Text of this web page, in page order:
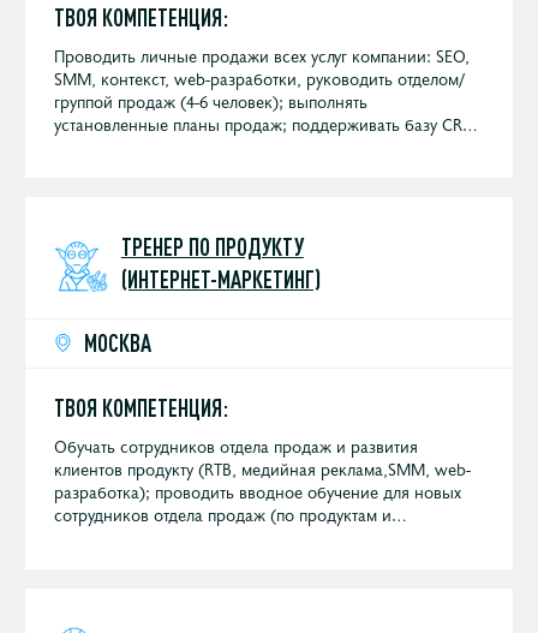
ТВОЯ КОМПЕТЕНЦИЯ:
Проводить личные продажи всех услуг компании: SEO,
SMM, контекст, web-разработки, руководить отделом/
группой продаж (4-6 человек); выполнять
установленные планы продаж; поддерживать базу CRM
ТРЕНЕР ПО ПРОДУКТУ
(ИНТЕРНЕТ-МАРКЕТИНГ)
МОСКВА
ТВОЯ КОМПЕТЕНЦИЯ:
Обучать сотрудников отдела продаж и развития
клиентов продукту (RTB, медийная реклама,SMM, web-
разработка); проводить вводное обучение для новых
сотрудников отдела продаж (по продуктам и